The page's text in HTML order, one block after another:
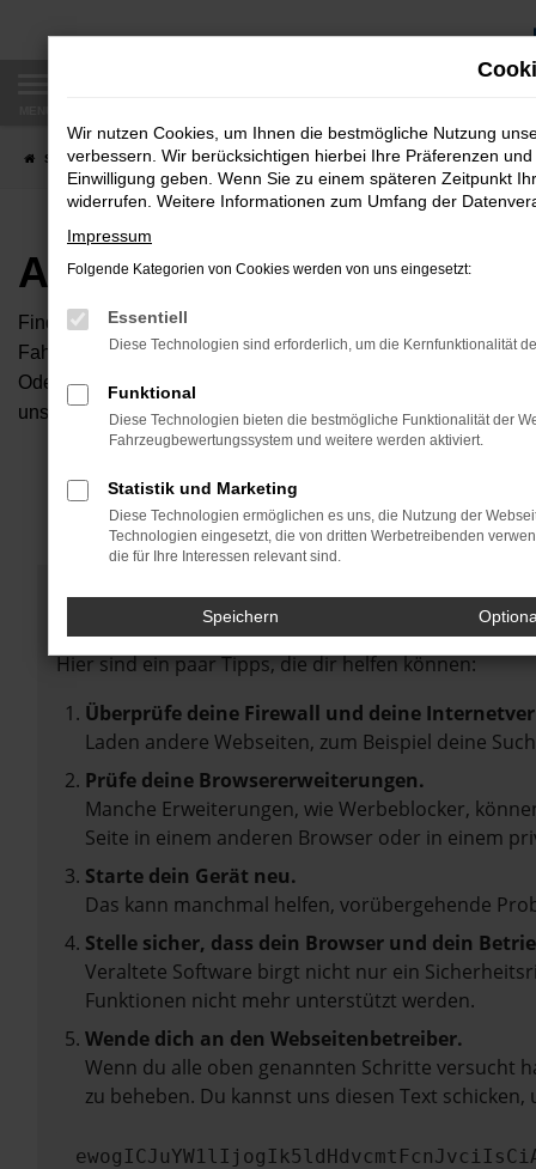
Zum
Startseite Fahrzeugangebote Autobörse
Autobörse
Finden Sie Ihren neuen Traumwagen bei uns. Dafür haben
Fahrzeuge an, die bei uns auf dem Hof stehen. Dann
Oder Sie klicken auf den Button Autobörse und Sie haben
unserem Händlernetzwerk. Diese Fahrzeuge können wir
Fehler: Network Error
Beim Laden ist ein Fehler aufgetreten.
Hier sind ein paar Tipps, die dir helfen können:
Überprüfe deine Firewall und deine
Laden andere Webseiten, zum Beispiel deine
Prüfe deine Browsererweiterungen.
Manche Erweiterungen, wie Werbeblocker,
Seite in einem anderen Browser oder in einem
Starte dein Gerät neu.
Das kann manchmal helfen, vorübergehende
Stelle sicher, dass dein Browser und dein
Veraltete Software birgt nicht nur ein
Funktionen nicht mehr unterstützt werden.
Wende dich an den Webseitenbetreiber.
Wenn du alle oben genannten Schritte versucht
zu beheben. Du kannst uns diesen Text
Wir nutzen Cookies, um Ihnen die bestmögliche Nutzung
verbessern. Wir berücksichtigen hierbei Ihre Präferenzen
Einwilligung geben. Wenn Sie zu einem späteren Zeitpunkt
widerrufen. Weitere Informationen zum Umfang der
Impressum
Folgende Kategorien von Cookies werden von uns eingesetzt:
Essentiell
Diese Technologien sind erforderlich, um die Kernfunktionalität
Funktional
Diese Technologien bieten die bestmögliche Funktionalität der
Fahrzeugbewertungssystem und weitere werden aktiviert.
Statistik und Marketing
Diese Technologien ermöglichen es uns, die Nutzung der
Technologien eingesetzt, die von dritten Werbetreibenden
die für Ihre Interessen relevant sind.
Speichern